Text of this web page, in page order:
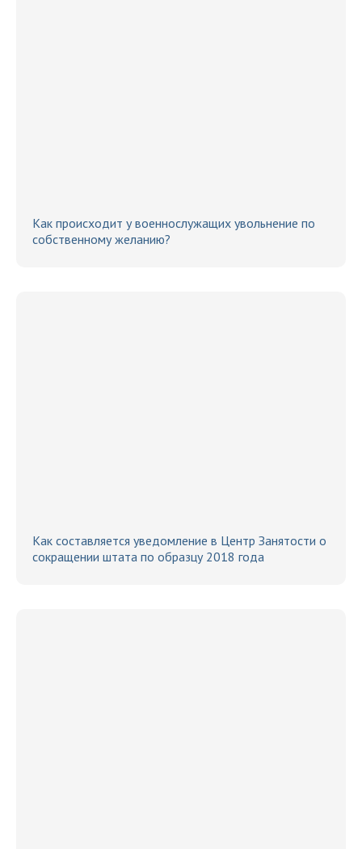
Как происходит у военнослужащих увольнение по
собственному желанию?
Как составляется уведомление в Центр Занятости о
сокращении штата по образцу 2018 года